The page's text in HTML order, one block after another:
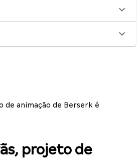
animação de Berserk é
projeto de